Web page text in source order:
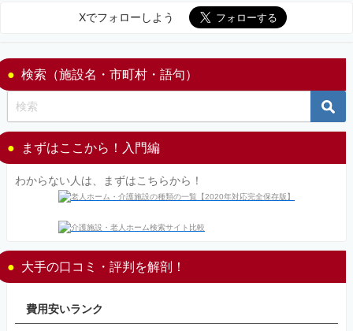
Xでフォローしよう
検索（施設名・市町村・語句）
まずはここから！入門編
わからない人は、まずはこちらから！
大手の口コミ・評判を解剖！
費用安いランク